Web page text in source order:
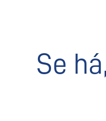
Se